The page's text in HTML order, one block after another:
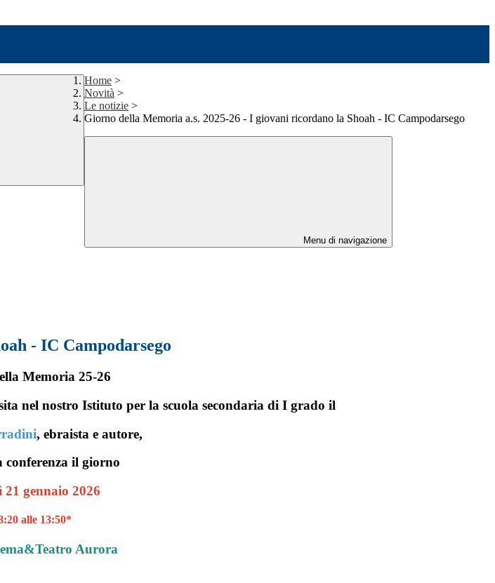
Home >
Novità >
Le notizie >
Giorno della Memoria a.s. 2025-26 - I giovani ricordano la Shoah - IC Campodarsego
Menu di navigazione
- IC Campodarsego
nel nostro Istituto per la scuola secondaria di I grado il
, ebraista e autore,
conferenza il giorno
21 gennaio 2026
alle 13:50*
Aurora